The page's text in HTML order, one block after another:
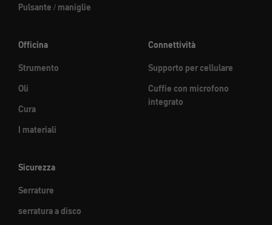
Pulsante / maniglie
Officina
Strumento
Oli
Cura
I materiali
Connettività
Supporto per cellulare
Cuffie con microfono
integrato
Sicurezza
Serrature
serratura a disco